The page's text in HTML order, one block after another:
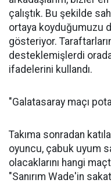
çalıştık. Bu şekilde
ortaya koyduğumuzu
gösteriyor.
desteklemişlerdi orada
ifadelerini kullandı.
"Galatasaray maçı
Takıma sonradan
oyuncu, çabuk uyum
olacaklarını hangi
"Sanırım Wade'in